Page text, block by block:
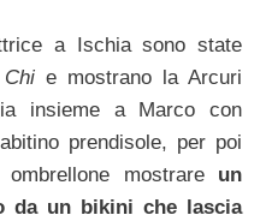
a Ischia sono state
Chi e mostrano la Arcuri
insieme a Marco con
prendisole, per poi
mostrare un
da un bikini che lascia